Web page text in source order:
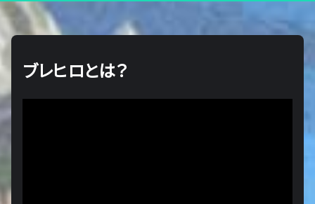
ブレヒロとは？